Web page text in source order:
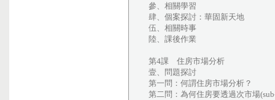
參、相關學習
肆、個案探討：華固新天地
伍、相關時事
陸、課後作業
第4課 住房市場分析
壹、問題探討
第一問：何謂住房市場分析？
第二問：為何住房要透過次市場